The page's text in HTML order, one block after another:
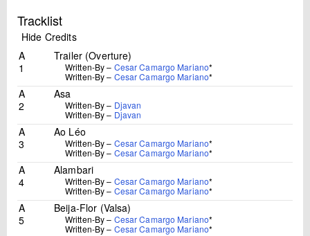
Tracklist
Hide Credits
A
1
Trailer (Overture)
Written-By – Cesar Camargo Mariano*
Written-By – Cesar Camargo Mariano*
A
2
Asa
Written-By – Djavan
Written-By – Djavan
A
3
Ao Léo
Written-By – Cesar Camargo Mariano*
Written-By – Cesar Camargo Mariano*
A
4
Alambari
Written-By – Cesar Camargo Mariano*
Written-By – Cesar Camargo Mariano*
A
5
Beija-Flor (Valsa)
Written-By – Cesar Camargo Mariano*
Written-By – Cesar Camargo Mariano*